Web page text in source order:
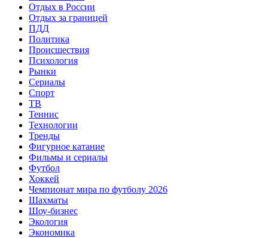
Отдых в России
Отдых за границей
ПДД
Политика
Происшествия
Психология
Рынки
Сериалы
Спорт
ТВ
Теннис
Технологии
Тренды
Фигурное катание
Фильмы и сериалы
Футбол
Хоккей
Чемпионат мира по футболу 2026
Шахматы
Шоу-бизнес
Экология
Экономика